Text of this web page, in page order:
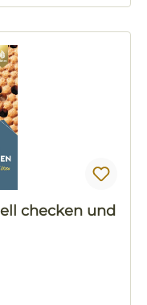
checken und